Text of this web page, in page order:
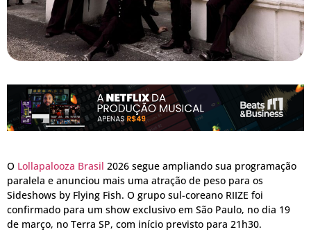
O Lollapalooza Brasil 2026 segue ampliando sua programação
paralela e anunciou mais uma atração de peso para os
Sideshows by Flying Fish. O grupo sul-coreano RIIZE foi
confirmado para um show exclusivo em São Paulo, no dia 19
de março, no Terra SP, com início previsto para 21h30.